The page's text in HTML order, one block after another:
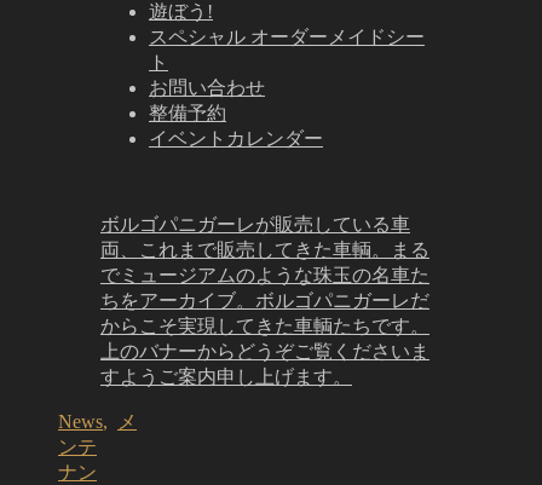
遊ぼう!
スペシャル オーダーメイドシー
ト
お問い合わせ
整備予約
イベントカレンダー
ボルゴパニガーレが販売している車
両、これまで販売してきた車輌。まる
でミュージアムのような珠玉の名車た
ちをアーカイブ。ボルゴパニガーレだ
からこそ実現してきた車輌たちです。
上のバナーからどうぞご覧くださいま
すようご案内申し上げます。
News,
メ
ンテ
ナン